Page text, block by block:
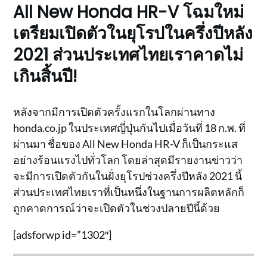
All New Honda HR-V โฉมใหม่
เตรียมเปิดตัวในยุโรปในครึ่งปีหลัง
2021 ส่วนประเทศไทยเราคาดไม่
เกินสิ้นปี!
หลังจากมีการเปิดตัวครั้งแรกในโลกผ่านทาง
honda.co.jp ในประเทศญี่ปุ่นกันไปเมื่อวันที่ 18 ก.พ. ที่
ผ่านมา ชื่อของ All New Honda HR-V ก็เป็นกระแส
อย่างร้อนแรงไปทั่วโลก โดยล่าสุดมีรายงานข่าวว่า
จะมีการเปิดตัวกันในฝั่งยุโรปช่วงครึ่งปีหลัง 2021 นี้
ส่วนประเทศไทยเราที่เป็นหนึ่งในฐานการผลิตหลักก็
ถูกคาดการณ์ว่าจะเปิดตัวในช่วงปลายปีนี้ด้วย
[adsforwp id=”1302″]